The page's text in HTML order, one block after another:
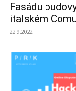
Fasádu
italském Comu
22.9.2022